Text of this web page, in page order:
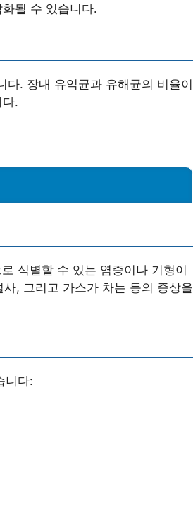
될 수 있습니다.
다. 장내 유익균과 유해균의 비율이
.
식별할 수 있는 염증이나 기형이
, 그리고 가스가 차는 등의 증상을
니다: